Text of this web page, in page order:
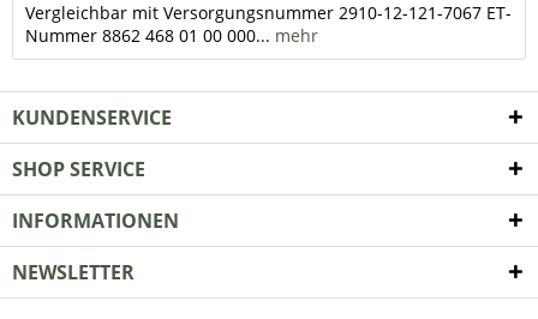
Vergleichbar mit Versorgungsnummer 2910-12-121-7067 ET-
Nummer 8862 468 01 00 000... mehr
KUNDENSERVICE
SHOP SERVICE
INFORMATIONEN
NEWSLETTER